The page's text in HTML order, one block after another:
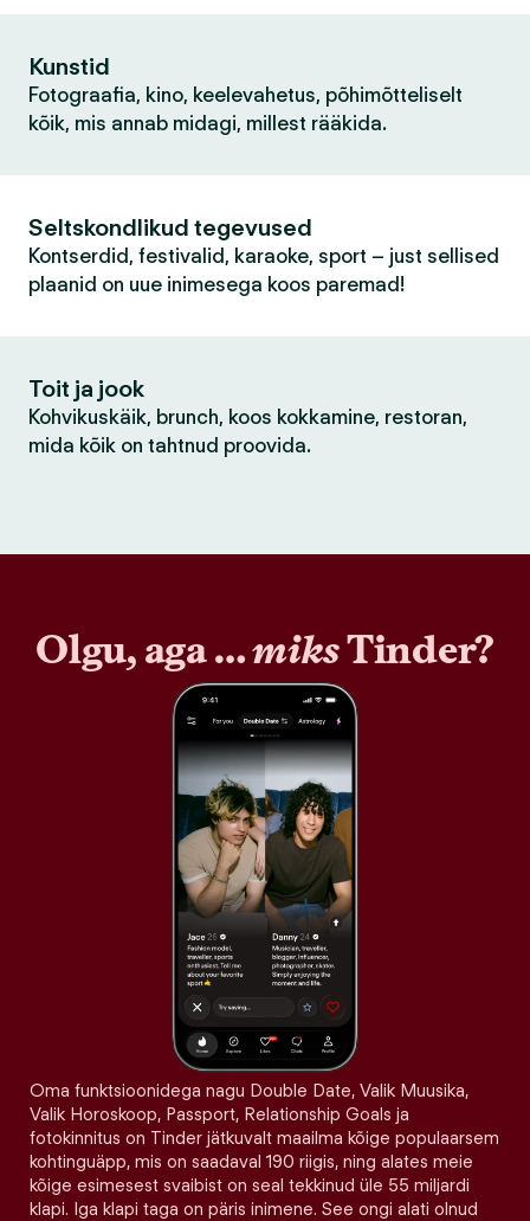
Kunstid
Fotograafia, kino, keelevahetus, põhimõtteliselt
kõik, mis annab midagi, millest rääkida.
Seltskondlikud tegevused
Kontserdid, festivalid, karaoke, sport – just sellised
plaanid on uue inimesega koos paremad!
Toit ja jook
Kohvikuskäik, brunch, koos kokkamine, restoran,
mida kõik on tahtnud proovida.
Olgu, aga …miksTinder?
Oma funktsioonidega nagu Double Date, Valik Muusika,
Valik Horoskoop, Passport, Relationship Goals ja
fotokinnitus on Tinder jätkuvalt maailma kõige populaarsem
kohtinguäpp, mis on saadaval 190 riigis, ning alates meie
kõige esimesest svaibist on seal tekkinud üle 55 miljardi
klapi. Iga klapi taga on päris inimene. See ongi alati olnud